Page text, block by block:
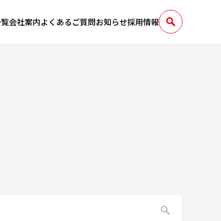
会社案内よくあるご質問お知らせ採用情報